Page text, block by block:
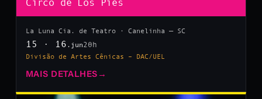
Circo de Los Piés
La Luna Cia. de Teatro · Canelinha — SC
15 · 16 .jun20h
Divisão de Artes Cênicas – DAC/UEL
MAIS DETALHES →